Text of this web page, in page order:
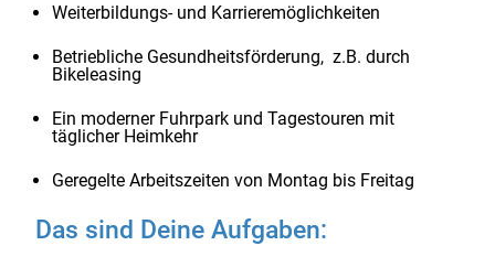
Weiterbildungs- und Karrieremöglichkeiten
Betriebliche Gesundheitsförderung, z.B. durch
Bikeleasing
Ein moderner Fuhrpark und Tagestouren mit
täglicher Heimkehr
Geregelte Arbeitszeiten von Montag bis Freitag
Das sind Deine Aufgaben: